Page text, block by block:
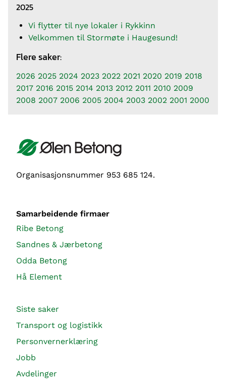
2025
Vi flytter til nye lokaler i Rykkinn
Velkommen til Stormøte i Haugesund!
Flere saker:
2026 2025 2024 2023 2022 2021 2020 2019 2018
2017 2016 2015 2014 2013 2012 2011 2010 2009
2008 2007 2006 2005 2004 2003 2002 2001 2000
Organisasjonsnummer 953 685 124.
Samarbeidende firmaer
Ribe Betong
Sandnes & Jærbetong
Odda Betong
Hå Element
Siste saker
Transport og logistikk
Personvernerklæring
Jobb
Avdelinger